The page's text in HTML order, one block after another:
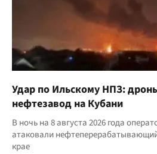
Удар по Ильскому НПЗ:
нефтезавод на Кубани
В ночь на 8 августа 2026 года
атаковали
крае